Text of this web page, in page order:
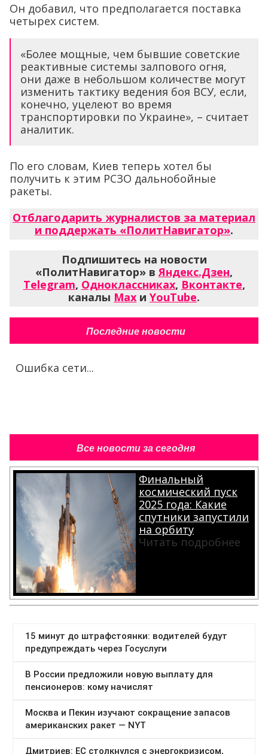
Он добавил, что предполагается поставка
четырех систем.
«Более мощные, чем бывшие советские
реактивные системы залпового огня,
они даже в небольшом количестве могут
изменить тактику ведения боя ВСУ, если,
конечно, уцелеют во время
транспортировки по Украине», – считает
аналитик.
По его словам, Киев теперь хотел бы
получить к этим РСЗО дальнобойные
ракеты.
Отблагодарить журналистов за материал
и поддержать «ПолитНавигатор».
Подпишитесь на новости
«ПолитНавигатор» в Яндекс.Дзен,
Telegram, Одноклассниках, Вконтакте,
каналы Max и YouTube.
Последние новости
Ошибка сети...
Все новости за сегодня
Финальный
космический пуск
2025 года: Какие
спутники запустили
на орбиту
Читать подробнее